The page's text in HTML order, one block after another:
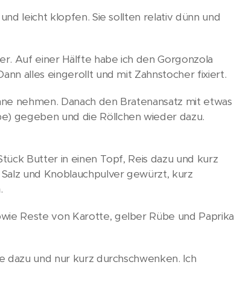
leicht klopfen. Sie sollten relativ dünn und
Auf einer Hälfte habe ich den Gorgonzola
alles eingerollt und mit Zahnstocher fixiert.
nehmen. Danach den Bratenansatz mit etwas
gegeben und die Röllchen wieder dazu.
Butter in einen Topf, Reis dazu und kurz
und Knoblauchpulver gewürzt, kurz
Reste von Karotte, gelber Rübe und Paprika
dazu und nur kurz durchschwenken. Ich